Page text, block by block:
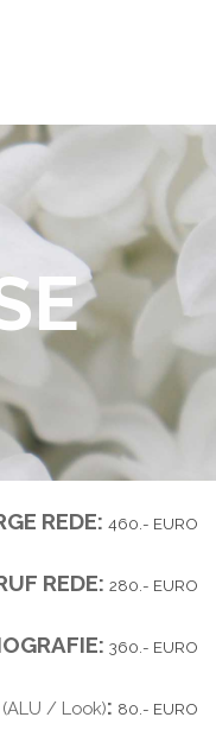
REDE: 460.- EURO
REDE: 280.- EURO
360.- EURO
(ALU / Look): 80.- EURO